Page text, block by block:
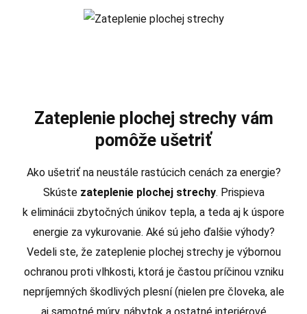
Zateplenie plochej strechy vám
pomôže ušetriť
Ako ušetriť na neustále rastúcich cenách za energie?
Skúste zateplenie plochej strechy. Prispieva
k eliminácii zbytočných únikov tepla, a teda aj k úspore
energie za vykurovanie. Aké sú jeho ďalšie výhody?
Vedeli ste, že zateplenie plochej strechy je výbornou
ochranou proti vlhkosti, ktorá je častou príčinou vzniku
nepríjemných škodlivých plesní (nielen pre človeka, ale